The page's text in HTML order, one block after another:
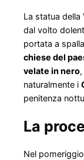
La statua
dal volto
portata a
chiese del
velate in nero
naturalmente i
penitenza
La
Nel